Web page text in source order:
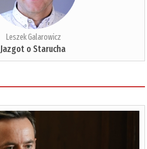
Leszek Galarowicz
Jazgot o Starucha